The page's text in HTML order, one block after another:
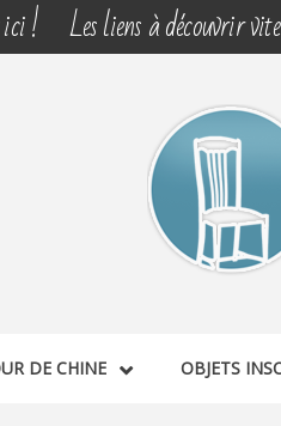
! Les liens à découvrir
DE CHINE OBJETS